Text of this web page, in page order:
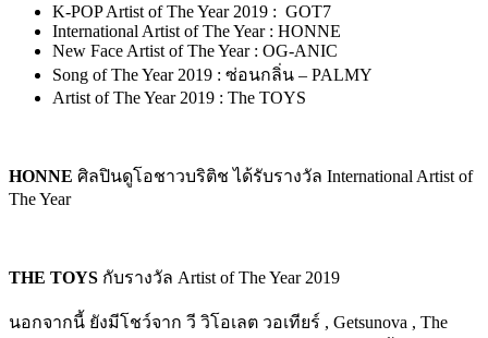
K-POP Artist of The Year 2019 : GOT7
International Artist of The Year : HONNE
New Face Artist of The Year : OG-ANIC
Song of The Year 2019 : ซ่อนกลิ่น – PALMY
Artist of The Year 2019 : The TOYS
HONNE ศิลปินดูโอชาวบริติช ได้รับรางวัล International Artist of
The Year
THE TOYS กับรางวัล Artist of The Year 2019
นอกจากนี้ ยังมีโชว์จาก วี วิโอเลต วอเทียร์ , Getsunova , The